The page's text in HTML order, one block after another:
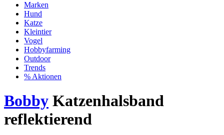
Marken
Hund
Katze
Kleintier
Vogel
Hobbyfarming
Outdoor
Trends
% Aktionen
Bobby Katzenhalsband
reflektierend